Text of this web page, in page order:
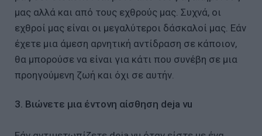
μας αλλά και από τους εχθρούς μας. Συχνά, οι
εχθροί μας είναι οι μεγαλύτεροι δάσκαλοί μας. Εάν
έχετε μια άμεση αρνητική αντίδραση σε κάποιον,
θα μπορούσε να είναι για κάτι που συνέβη σε μια
προηγούμενη ζωή και όχι σε αυτήν.
3. Βιώνετε μια έντονη αίσθηση deja vu